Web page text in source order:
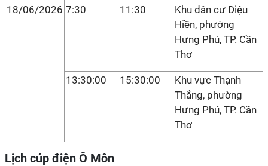
18/06/2026 7:30 11:30
Khu dân cư Diệu
Hiền, phường
Hưng Phú, TP. Cần
Thơ
13:30:00 15:30:00
Khu vực Thạnh
Thắng, phường
Hưng Phú, TP. Cần
Thơ
Lịch cúp điện Ô Môn